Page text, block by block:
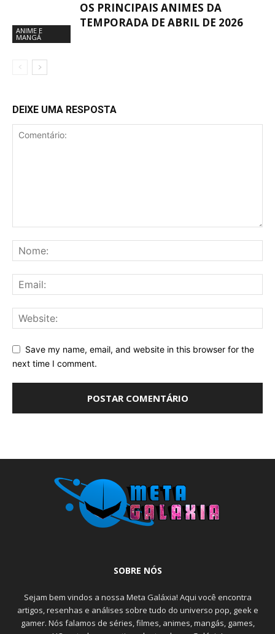
ANIME E
MANGÁ
OS PRINCIPAIS ANIMES DA
TEMPORADA DE ABRIL DE 2026
DEIXE UMA RESPOSTA
Save my name, email, and website in this browser for the
next time I comment.
SOBRE NÓS
Sejam bem vindos a nossa Meta Galáxia! Aqui você encontra
artigos, resenhas e análises sobre tudo do universo pop, geek e
gamer. Nós falamos de séries, filmes, animes, mangás, games,